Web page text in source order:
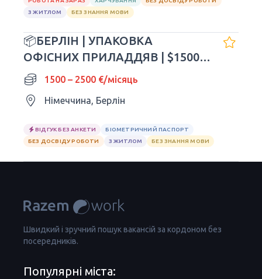
З ЖИТЛОМ
БЕЗ ЗНАННЯ МОВИ
📦БЕРЛІН | УПАКОВКА
ОФІСНИХ ПРИЛАДДЯВ | $1500–
25001500 – 2500 €/місяць
Німеччина, Берлін
ВІДГУК БЕЗ АНКЕТИ
БІОМЕТРИЧНИЙ ПАСПОРТ
БЕЗ ДОСВІДУ РОБОТИ
З ЖИТЛОМ БЕЗ ЗНАННЯ МОВИ
Швидкий і зручний пошук вакансій за кордоном без
посередників.
Популярні міста: